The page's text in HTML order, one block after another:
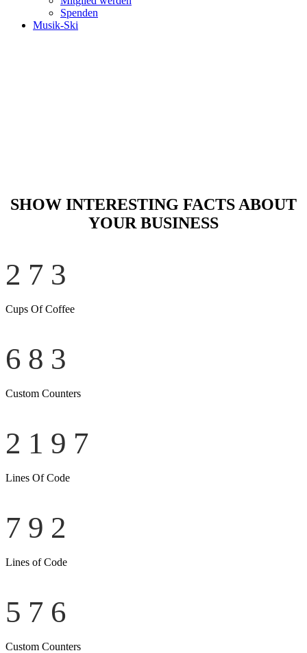
Spenden
Musik-Ski
SHOW INTERESTING FACTS ABOUT
YOUR BUSINESS
273
Cups Of Coffee
683
Custom Counters
2197
Lines Of Code
792
Lines of Code
576
Custom Counters